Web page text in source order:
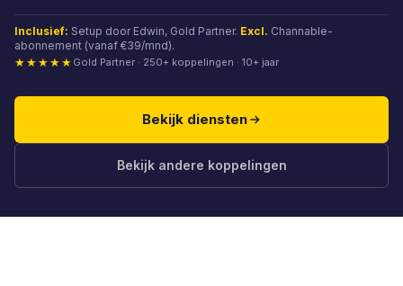
Inclusief: Setup door Edwin, Gold Partner. Excl. Channable-
abonnement (vanaf €39/mnd).
★★★★★ Gold Partner · 250+ koppelingen · 10+ jaar
Bekijk diensten
Bekijk andere koppelingen